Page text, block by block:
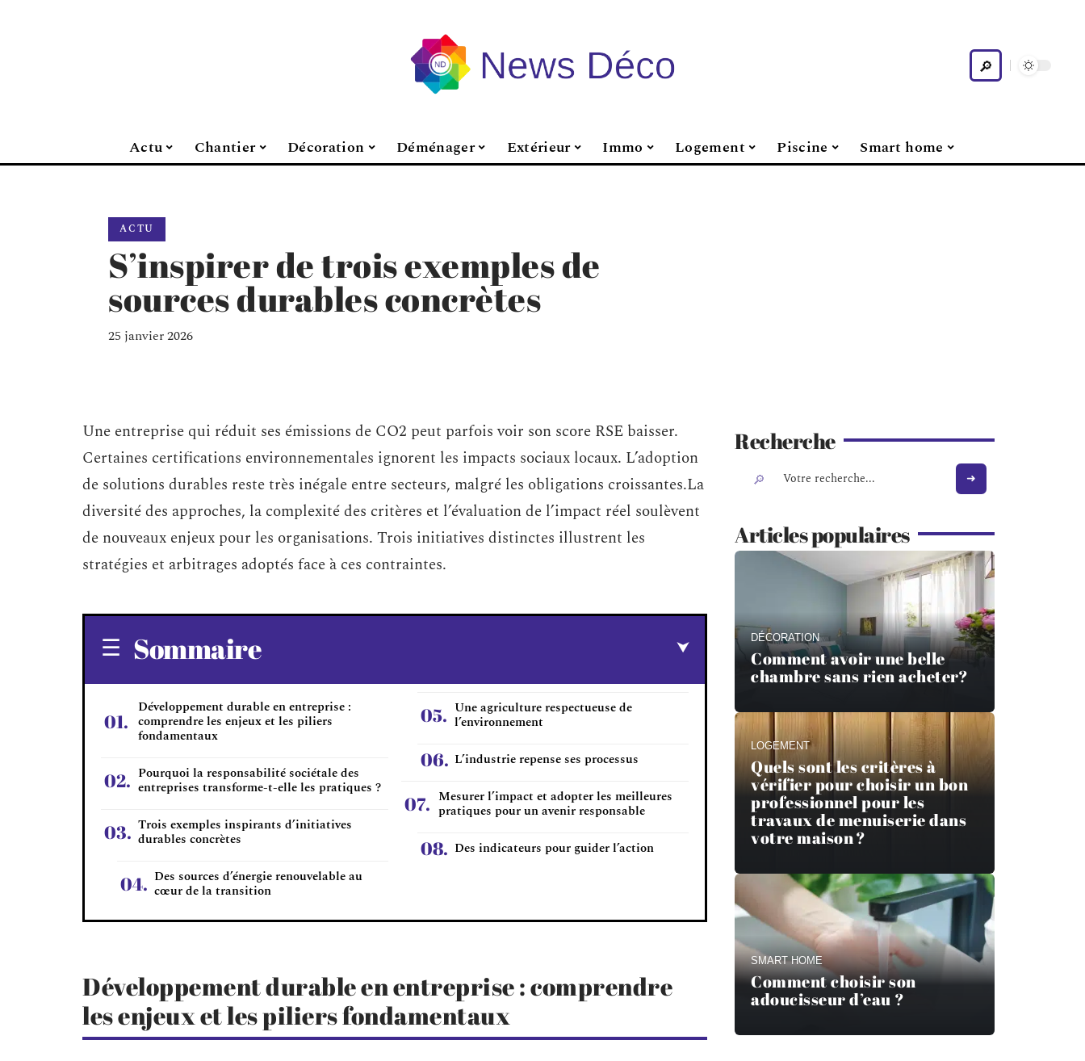
Actu Chantier Décoration Déménager Extérieur Immo Logement Piscine Smart home
ACTU
S’inspirer de trois exemples de
sources durables concrètes
25 janvier 2026
Une entreprise qui réduit ses émissions de CO2 peut parfois voir son score RSE baisser.
Certaines certifications environnementales ignorent les impacts sociaux locaux. L’adoption
de solutions durables reste très inégale entre secteurs, malgré les obligations croissantes.La
diversité des approches, la complexité des critères et l’évaluation de l’impact réel soulèvent
de nouveaux enjeux pour les organisations. Trois initiatives distinctes illustrent les
stratégies et arbitrages adoptés face à ces contraintes.
Sommaire
Développement durable en entreprise :
comprendre les enjeux et les piliers
fondamentaux
Pourquoi la responsabilité sociétale des
entreprises transforme-t-elle les pratiques ?
Trois exemples inspirants d’initiatives
durables concrètes
Des sources d’énergie renouvelable au
cœur de la transition
Une agriculture respectueuse de
l’environnement
L’industrie repense ses processus
Mesurer l’impact et adopter les meilleures
pratiques pour un avenir responsable
Des indicateurs pour guider l’action
Développement durable en entreprise : comprendre
les enjeux et les piliers fondamentaux
Recherche
Articles populaires
DÉCORATION
Comment avoir une belle
chambre sans rien acheter?
LOGEMENT
Quels sont les critères à
vérifier pour choisir un bon
professionnel pour les
travaux de menuiserie dans
votre maison ?
SMART HOME
Comment choisir son
adoucisseur d’eau ?